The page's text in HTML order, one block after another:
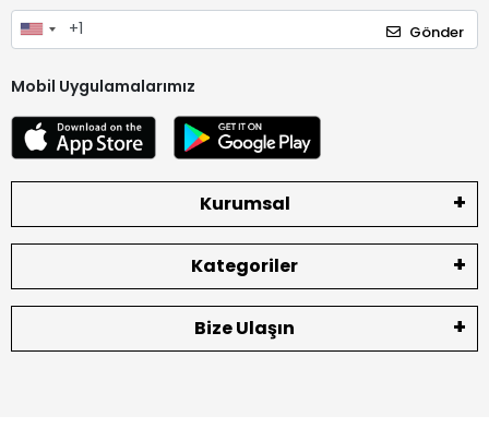
Gönder
Mobil Uygulamalarımız
Kurumsal
Kategoriler
Bize Ulaşın